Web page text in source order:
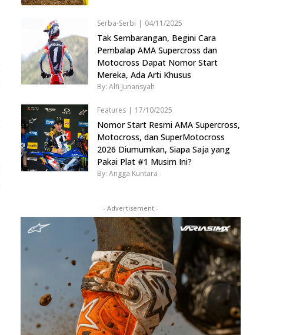
Serba-Serbi | 04/11/2025
Tak Sembarangan, Begini Cara
Pembalap AMA Supercross dan
Motocross Dapat Nomor Start
Mereka, Ada Arti Khusus
By: Alfi Junansyah
Features | 17/10/2025
Nomor Start Resmi AMA Supercross,
Motocross, dan SuperMotocross
2026 Diumumkan, Siapa Saja yang
Pakai Plat #1 Musim Ini?
By: Angga Kuntara
- Advertisement -